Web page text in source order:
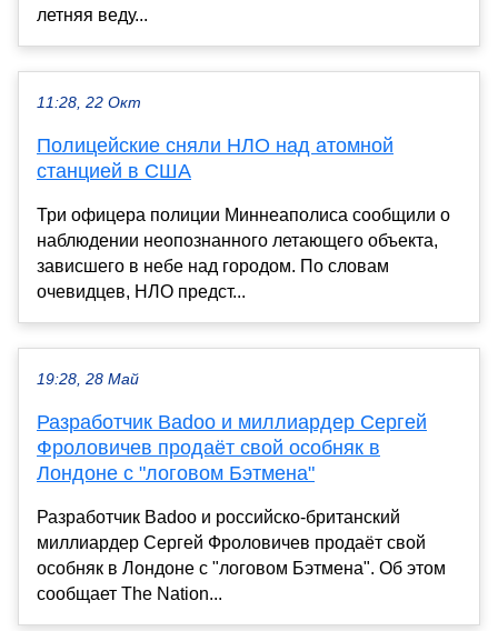
летняя веду...
11:28, 22 Окт
Полицейские сняли НЛО над атомной
станцией в США
Три офицера полиции Миннеаполиса сообщили о
наблюдении неопознанного летающего объекта,
зависшего в небе над городом. По словам
очевидцев, НЛО предст...
19:28, 28 Май
Разработчик Badoo и миллиардер Сергей
Фроловичев продаёт свой особняк в
Лондоне с "логовом Бэтмена"
Разработчик Badoo и российско-британский
миллиардер Сергей Фроловичев продаёт свой
особняк в Лондоне с "логовом Бэтмена". Об этом
сообщает The Nation...